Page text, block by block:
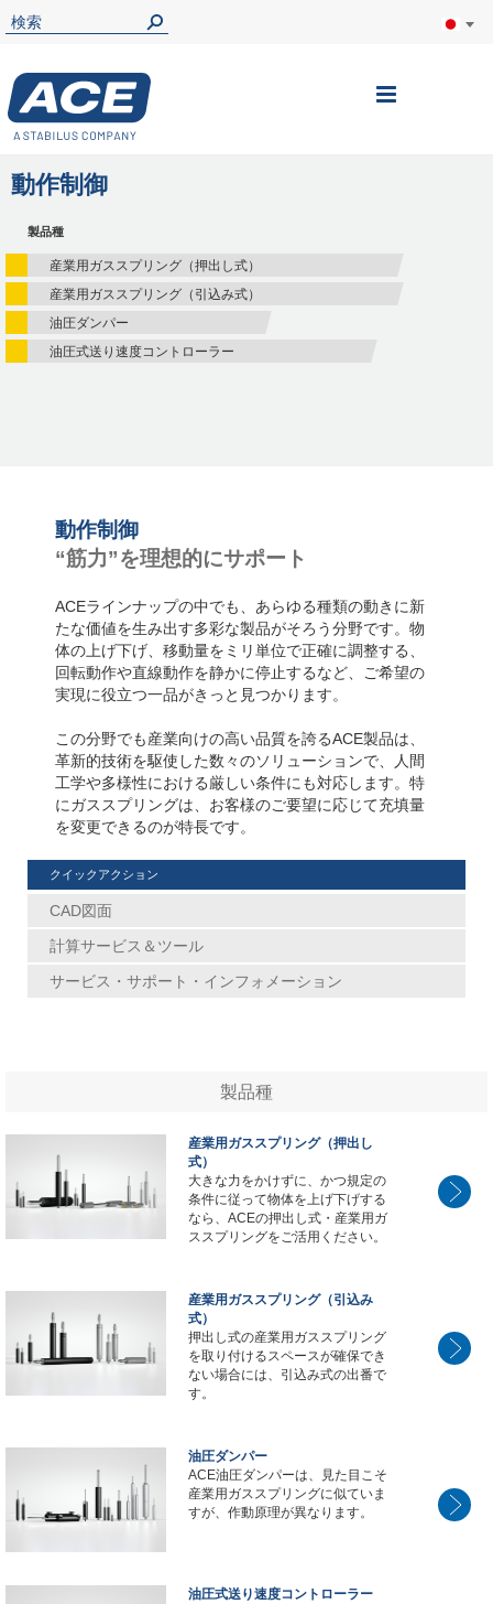
ナ
動作制御
製品種
産業用ガススプリング（押出し式）
産業用ガススプリング（引込み式）
油圧ダンパー
油圧式送り速度コントローラー
動作制御
“筋力”を理想的にサポート
ACEラインナップの中でも、あらゆる種類の動きに新
たな価値を生み出す多彩な製品がそろう分野です。物
体の上げ下げ、移動量をミリ単位で正確に調整する、
回転動作や直線動作を静かに停止するなど、ご希望の
実現に役立つ一品がきっと見つかります。
この分野でも産業向けの高い品質を誇るACE製品は、
革新的技術を駆使した数々のソリューションで、人間
工学や多様性における厳しい条件にも対応します。特
にガススプリングは、お客様のご要望に応じて充填量
を変更できるのが特長です。
クイックアクション
CAD図面
計算サービス＆ツール
サービス・サポート・インフォメーション
製品種
産業用ガススプリング（押出し
式）
大きな力をかけずに、かつ規定の
条件に従って物体を上げ下げする
なら、ACEの押出し式・産業用ガ
ススプリングをご活用ください。
産業用ガススプリング（引込み
式）
押出し式の産業用ガススプリング
を取り付けるスペースが確保でき
ない場合には、引込み式の出番で
す。
油圧ダンパー
ACE油圧ダンパーは、見た目こそ
産業用ガススプリングに似ていま
すが、作動原理が異なります。
油圧式送り速度コントローラー